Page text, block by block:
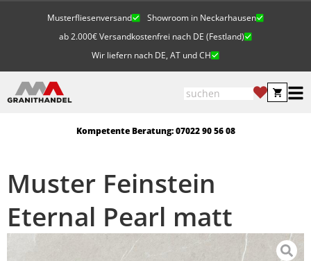
Musterfliesenversand
Showroom in Neckarhausen
ab 2.000€ Versandkostenfrei nach DE (Festland)
Wir liefern nach DE, AT und CH
Kompetente Beratung: 07022 90 56 08
Muster Feinstein
Eternal Pearl matt